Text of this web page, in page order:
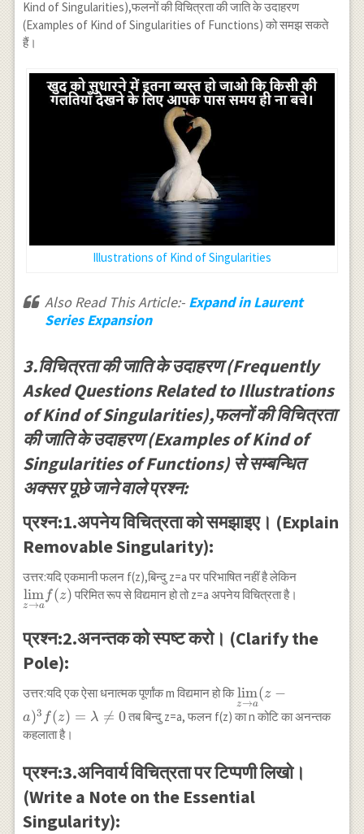
\cdots
Kind of Singularities),फलनों की विचित्रता की जाति के उदाहरण
(Examples of Kind of Singularities of Functions) को समझ सकते
हैं।
Illustrations of Kind of Singularities
Also Read This Article:- Expand in Laurent
Series Expansion
3.विचित्रता की जाति के उदाहरण (Frequently
Asked Questions Related to Illustrations
of Kind of Singularities),फलनों की विचित्रता
की जाति के उदाहरण (Examples of Kind of
Singularities of Functions) से सम्बन्धित
अक्सर पूछे जाने वाले प्रश्न:
प्रश्न:1.अपनेय विचित्रता को समझाइए। (Explain
Removable Singularity):
उत्तर:यदि एकमानी फलन f(z),बिन्दु z=a पर परिभाषित नहीं है लेकिन
f(z)
z→a
lim f(z) परिमित रूप से विद्यमान हो तो z=a अपनेय विचित्रता है।
प्रश्न:2.अनन्तक को स्पष्ट करो। (Clarify the
Pole):
उत्तर:यदि एक ऐसा धनात्मक पूर्णांक m विद्यमान हो कि\underset{z
\rightarrow
f(z)=\lambda
\neq 0
z→a
lim(z −
a)3 f(z) = λ 
= 0तब बिन्दु z=a, फलन f(z) का n कोटि का अनन्तक
कहलाता है।
प्रश्न:3.अनिवार्य विचित्रता पर टिप्पणी लिखो।
(Write a Note on the Essential
Singularity):